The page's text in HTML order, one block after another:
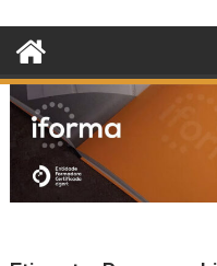
content